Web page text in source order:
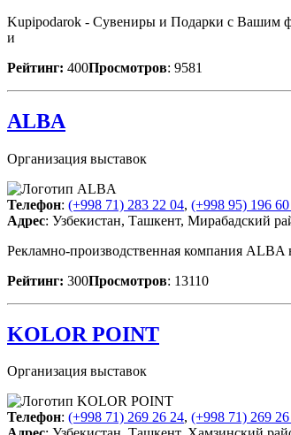
Kupipodarok - Сувениры и Подарки с Вашим
и
Рейтинг: 400Просмотров: 9581
ALBA
Организация выставок
Телефон: (+998 71) 283 22 04, (+998 95) 196
Адрес: Узбекистан, Ташкент, Мирабадский
Рекламно-производственная компания ALBA
Рейтинг: 300Просмотров: 13110
KOLOR POINT
Организация выставок
Телефон: (+998 71) 269 26 24, (+998 71) 269